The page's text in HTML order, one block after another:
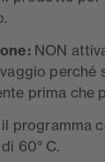
NON
perché
prima che
il programma
60° C.